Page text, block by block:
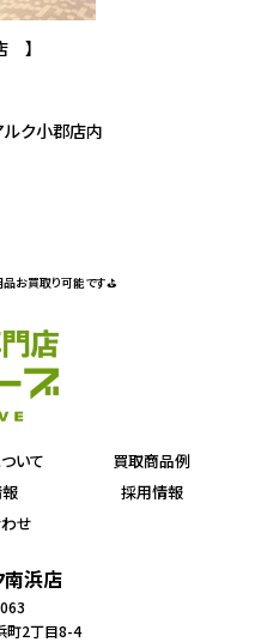
】
ク小郡店内
品お買取り可能です⛳
いて
買取商品例
採用情報
せ
南浜店
町2丁目8-4